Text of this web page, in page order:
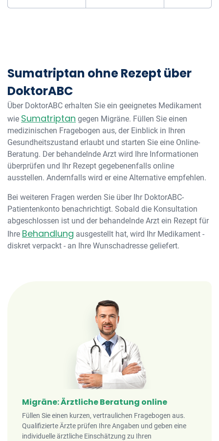
Sumatriptan ohne Rezept über
DoktorABC
Über DoktorABC erhalten Sie ein geeignetes Medikament
wie Sumatriptan gegen Migräne. Füllen Sie einen
medizinischen Fragebogen aus, der Einblick in Ihren
Gesundheitszustand erlaubt und starten Sie eine Online-
Beratung. Der behandelnde Arzt wird Ihre Informationen
überprüfen und Ihr Rezept gegebenenfalls online
ausstellen. Andernfalls wird er eine Alternative empfehlen.
Bei weiteren Fragen werden Sie über Ihr DoktorABC-
Patientenkonto benachrichtigt. Sobald die Konsultation
abgeschlossen ist und der behandelnde Arzt ein Rezept für
Ihre Behandlung ausgestellt hat, wird Ihr Medikament -
diskret verpackt - an Ihre Wunschadresse geliefert.
Migräne: Ärztliche Beratung online
Füllen Sie einen kurzen, vertraulichen Fragebogen aus.
Qualifizierte Ärzte prüfen Ihre Angaben und geben eine
individuelle ärztliche Einschätzung zu Ihren